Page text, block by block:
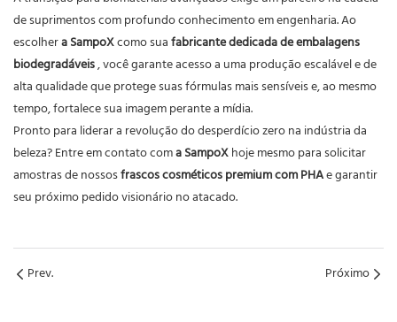
de suprimentos com profundo conhecimento em engenharia. Ao
escolhera SampoXcomo suafabricante dedicada de embalagens
biodegradáveis, você garante acesso a uma produção escalável e de
alta qualidade que protege suas fórmulas mais sensíveis e, ao mesmo
tempo, fortalece sua imagem perante a mídia.
Pronto para liderar a revolução do desperdício zero na indústria da
beleza? Entre em contato coma SampoXhoje mesmo para solicitar
amostras de nossosfrascos cosméticos premium com PHAe garantir
seu próximo pedido visionário no atacado.
Prev. Próximo